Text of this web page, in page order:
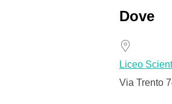
Dove
Liceo
Via Trento